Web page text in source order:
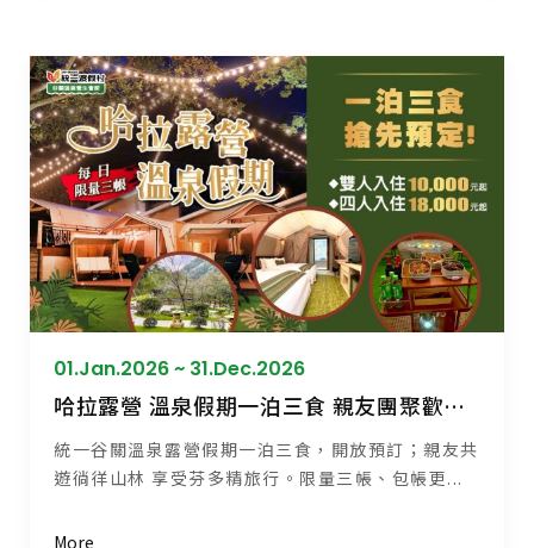
01.Jan.2026 ~ 31.Dec.2026
哈拉露營 溫泉假期一泊三食 親友團聚歡樂首選
統一谷關溫泉露營假期一泊三食，開放預訂；親友共
遊徜徉山林 享受芬多精旅行。限量三帳、包帳更...
More